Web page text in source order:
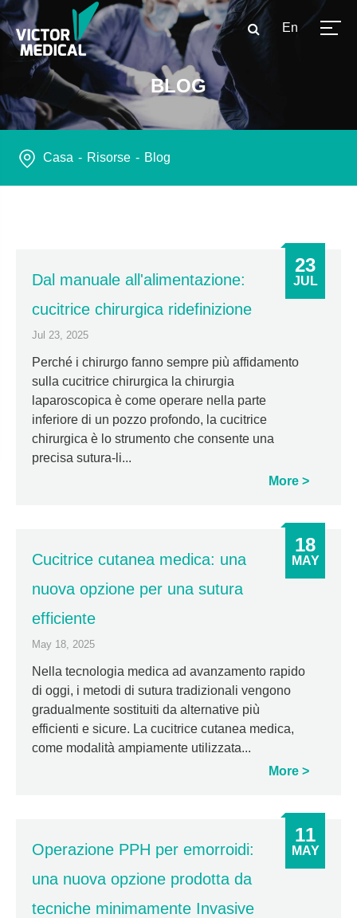
En
BLOG
Casa Risorse Blog
Dal manuale all'alimentazione:
cucitrice chirurgica ridefinizione
Jul 23, 2025
Perché i chirurgo fanno sempre più affidamento
sulla cucitrice chirurgica la chirurgia
laparoscopica è come operare nella parte
inferiore di un pozzo profondo, la cucitrice
chirurgica è lo strumento che consente una
precisa sutura-li...
More
23
JUL
Cucitrice cutanea medica: una
nuova opzione per una sutura
efficiente
May 18, 2025
Nella tecnologia medica ad avanzamento rapido
di oggi, i metodi di sutura tradizionali vengono
gradualmente sostituiti da alternative più
efficienti e sicure. La cucitrice cutanea medica,
come modalità ampiamente utilizzata...
More
18
MAY
Operazione PPH per emorroidi:
una nuova opzione prodotta da
tecniche minimamente Invasive
11
MAY